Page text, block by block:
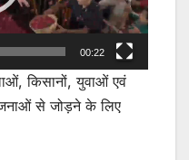
00:22
किसानों, युवाओं एवं
से जोड़ने के लिए